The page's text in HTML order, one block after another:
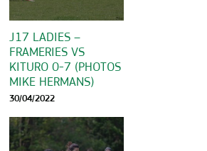
J17 LADIES –
FRAMERIES VS
KITURO 0-7 (PHOTOS
MIKE HERMANS)
30/04/2022